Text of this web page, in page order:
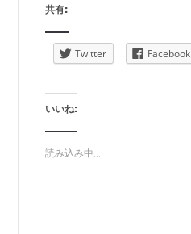
共有:
Twitter Facebook
いいね:
読み込み中...